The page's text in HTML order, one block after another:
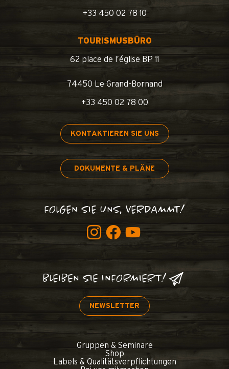
+33 450 02 78 10
TOURISMUSBÜRO
62 place de l’église BP 11
74450 Le Grand-Bornand
+33 450 02 78 00
KONTAKTIEREN SIE UNS
DOKUMENTE & PLÄNE
FOLGEN SIE UNS, VERDAMMT!
BLEIBEN SIE INFORMIERT!
NEWSLETTER
Gruppen & Seminare
Shop
Labels & Qualitätsverpflichtungen